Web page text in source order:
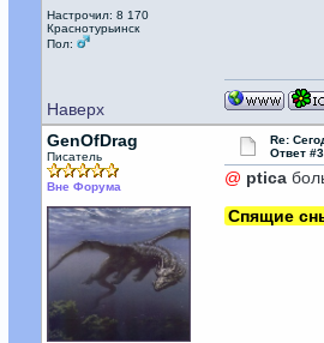
Настрочил: 8 170
Краснотурьинск
Пол:
Наверх
GenOfDrag
Писатель
Вне Форума
Re:
Ответ
@ ptica
Спящие